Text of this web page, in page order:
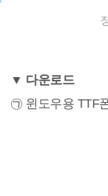
▼ 다운로드
㉠ 윈도우용 TTF